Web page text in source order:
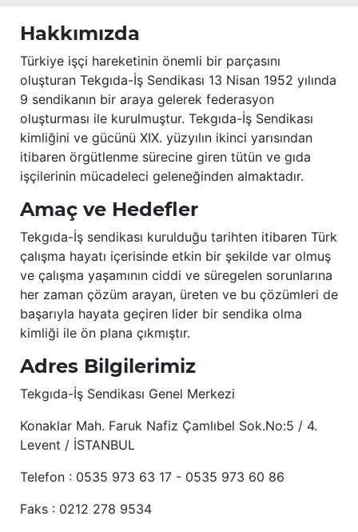
Hakkımızda
Türkiye işçi hareketinin önemli bir parçasını
oluşturan Tekgıda-İş Sendikası 13 Nisan 1952 yılında
9 sendikanın bir araya gelerek federasyon
oluşturması ile kurulmuştur. Tekgıda-İş Sendikası
kimliğini ve gücünü XIX. yüzyılın ikinci yarısından
itibaren örgütlenme sürecine giren tütün ve gıda
işçilerinin mücadeleci geleneğinden almaktadır.
Amaç ve Hedefler
Tekgıda-İş sendikası kurulduğu tarihten itibaren Türk
çalışma hayatı içerisinde etkin bir şekilde var olmuş
ve çalışma yaşamının ciddi ve süregelen sorunlarına
her zaman çözüm arayan, üreten ve bu çözümleri de
başarıyla hayata geçiren lider bir sendika olma
kimliği ile ön plana çıkmıştır.
Adres Bilgilerimiz
Tekgıda-İş Sendikası Genel Merkezi
Konaklar Mah. Faruk Nafiz Çamlıbel Sok.No:5 / 4.
Levent / İSTANBUL
Telefon : 0535 973 63 17 - 0535 973 60 86
Faks : 0212 278 9534